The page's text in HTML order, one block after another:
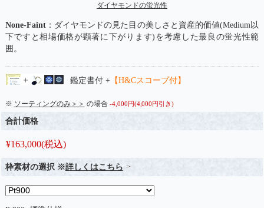
ダイヤモンドの蛍光性
None-Faint：ダイヤモンドの見た目の美しさと資産的価値(Medium以
下ですと相場価格が顕著に下がります)を考慮した最良の蛍光性範
囲。
鑑定書付 +【H&Cスコープ付】
※ ソーティングのみ＞＞ の場合 -4,000円(4,000円引き)
合計価格
¥163,000(税込)
枠素材の選択 ※詳しくはこちら